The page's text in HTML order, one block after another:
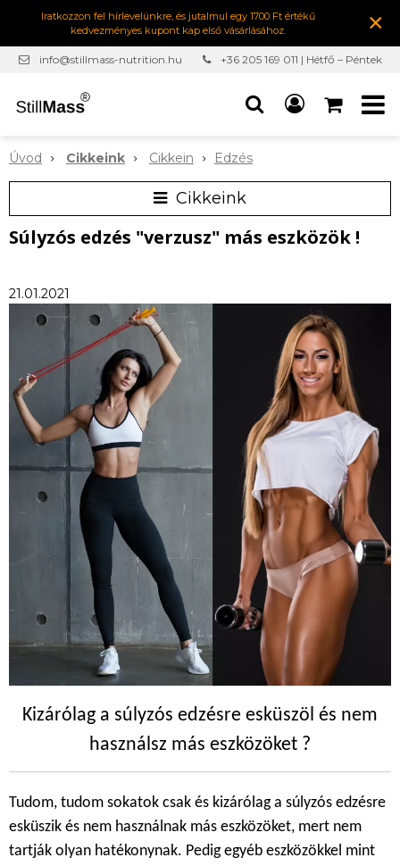
Iratkozzon fel hírlevelünkre, és jutalmul egy 1700 Ft értékű
kedvezményes kupont kap első vásárlásához.
×
info@stillmass-nutrition.hu
+36 205 169 011 | Hétfő – Péntek
Úvod Cikkeink Cikkein Edzés
Cikkeink
Súlyzós edzés "verzusz" más eszközök !
21.01.2021
Kizárólag a súlyzós edzésre esküszöl és nem
használsz más eszközöket ?
Tudom, tudom sokatok csak és kizárólag a súlyzós edzésre
esküszik és nem használnak más eszközöket, mert nem
tartják olyan hatékonynak. Pedig egyéb eszközökkel mint